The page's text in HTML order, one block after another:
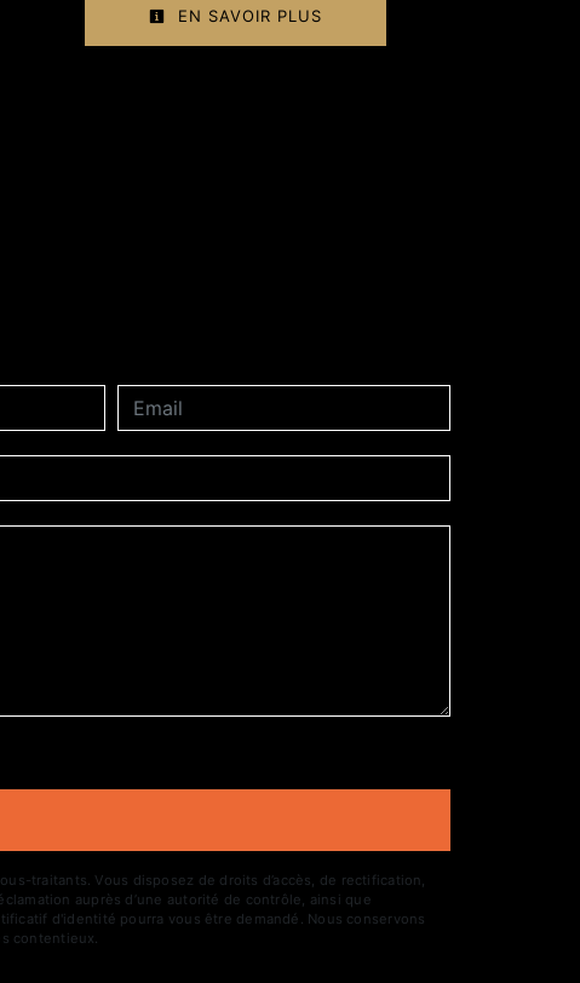
EN SAVOIR PLUS
traitants. Vous disposez de droits d’accès, de rectification,
auprès d’une autorité de contrôle, ainsi que
d'identité pourra vous être demandé. Nous conservons
contentieux.